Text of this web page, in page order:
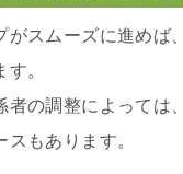
がスムーズに進めば
。
者の調整によっては
もあります。